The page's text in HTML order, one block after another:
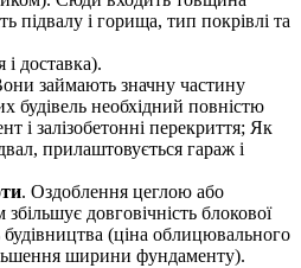
підвалу і горища, тип покрівлі та
і доставка).
займають значну частину
будівель необхідний повністю
і залізобетонні перекриття; Як
прилаштовується гараж і
. Оздоблення цеглою або
довговічність блокової
будівництва (ціна облицювального
ширини фундаменту).